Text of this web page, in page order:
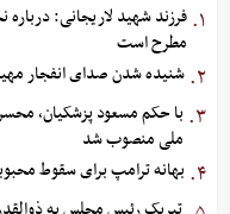
۱.
مطرح است
۲. شنیده شدن صدای انفجار
۳. با حکم مسعود پزشکیان،
ملی منصوب شد
۴. بهانه ترامپ برای سقوط